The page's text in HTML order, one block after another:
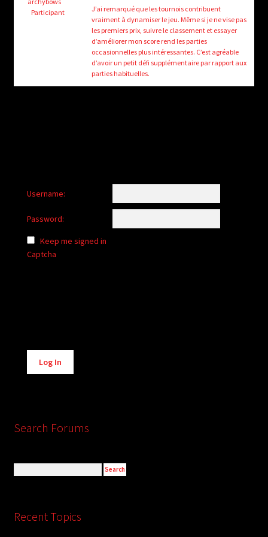
menu
Login/Create Account
Participant
J’ai remarqué que les tournois contribuent
vraiment à dynamiser le jeu. Même si je ne vise pas
les premiers prix, suivre le classement et essayer
d’améliorer mon score rend les parties
occasionnelles plus intéressantes. C’est agréable
d’avoir un petit défi supplémentaire par rapport aux
parties habituelles.
Username:
Password:
Keep me signed in
Captcha
Alternative:
Log In
Search Forums
Recent Topics